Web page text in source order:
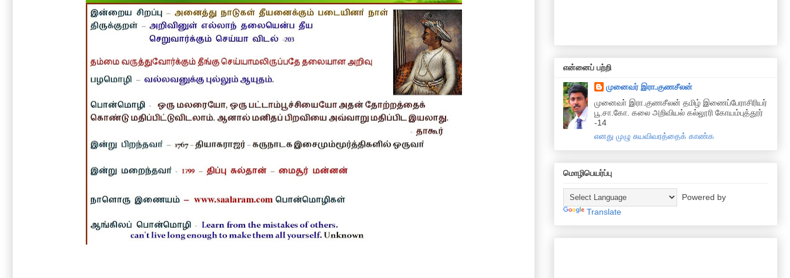
என்னைப் பற்றி
முனைவர் இரா.குணசீலன்
முனைவா் இரா.குணசீலன் தமிழ் இணைப்பேராசிரியர்
பூ.சா.கோ. கலை அறிவியல் கல்லூரி கோயம்புத்தூர்
-14
எனது முழு சுயவிவரத்தைக் காண்க
மொழிபெயர்ப்பு
Powered by
Translate